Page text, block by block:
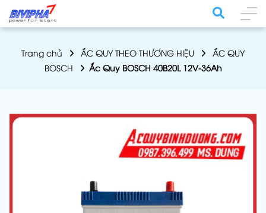
Trang chủ ẮC QUY THEO THƯƠNG HIỆU
ẮC QUY
BOSCH
Ắc Quy BOSCH 40B20L 12V-36Ah